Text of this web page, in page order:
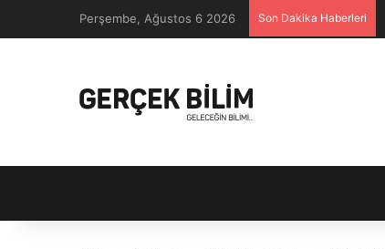
Perşembe, Ağustos 6 2026 Son Dakika Haberleri